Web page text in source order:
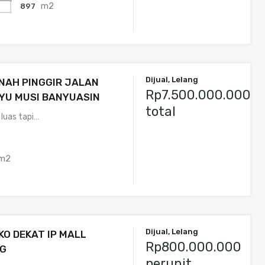
897 m2
PINGGIR JALAN
MUSI BANYUASIN
luas tapi…
Dijual, Lelang
Rp7.500.000.000
total
DEKAT IP MALL
Dijual, Lelang
Rp800.000.000